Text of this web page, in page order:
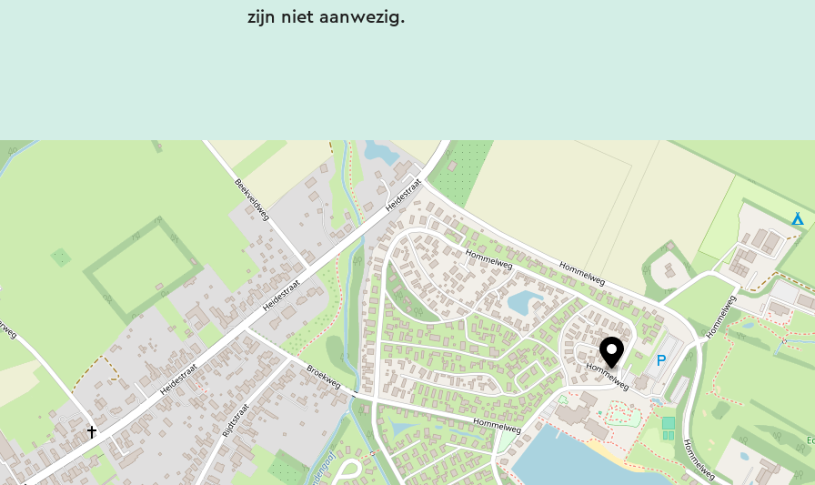
zijn niet aanwezig.